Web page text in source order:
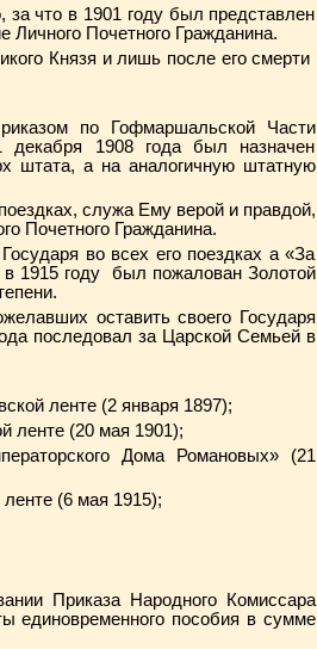
что в 1901 году был представлен
Личного Почетного Гражданина.
Князя и лишь после его смерти
по Гофмаршальской Части
1908 года был назначен
а на аналогичную штатную
служа Ему верой и правдой,
Почетного Гражданина.
во всех его поездках а «За
1915 году был пожалован Золотой
оставить своего Государя
последовал за Царской Семьей в
ленте (2 января 1897);
ленте (20 мая 1901);
Дома Романовых» (21
(6 мая 1915);
Приказа Народного Комиссара
единовременного пособия в сумме